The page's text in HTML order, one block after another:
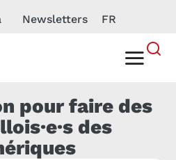
Newsletters FR
pour faire des
des